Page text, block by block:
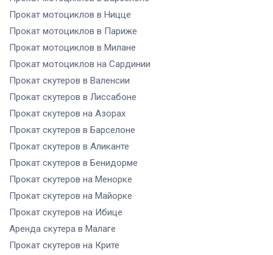
Прокат мотоциклов в Ницце
Прокат мотоциклов в Париже
Прокат мотоциклов в Милане
Прокат мотоциклов на Сардинии
Прокат скутеров в Валенсии
Прокат скутеров в Лиссабоне
Прокат скутеров на Азорах
Прокат скутеров в Барселоне
Прокат скутеров в Аликанте
Прокат скутеров в Бенидорме
Прокат скутеров на Менорке
Прокат скутеров на Майорке
Прокат скутеров на Ибице
Аренда скутера в Малаге
Прокат скутеров на Крите